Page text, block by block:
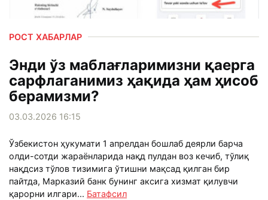
РОСТ ХАБАРЛАР
Энди ўз маблағларимизни қаерга
сарфлаганимиз ҳақида ҳам ҳисоб
берамизми?
03.03.2026 16:15
Ўзбекистон ҳукумати 1 апрелдан бошлаб деярли барча
олди-сотди жараёнларида нақд пулдан воз кечиб, тўлиқ
нақдсиз тўлов тизимига ўтишни мақсад қилган бир
пайтда, Марказий банк бунинг аксига хизмат қилувчи
қарорни илгари... Батафсил